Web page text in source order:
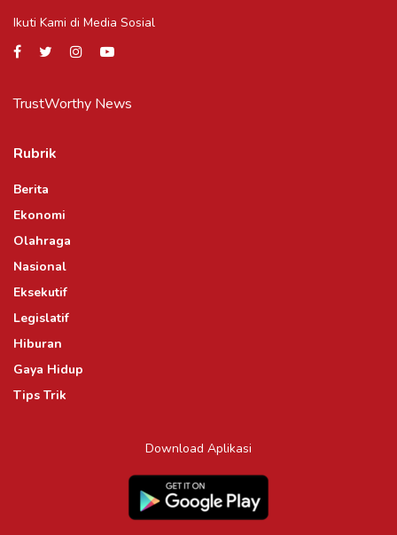
Ikuti Kami di Media Sosial
TrustWorthy News
Rubrik
Berita
Ekonomi
Olahraga
Nasional
Eksekutif
Legislatif
Hiburan
Gaya Hidup
Tips Trik
Download Aplikasi